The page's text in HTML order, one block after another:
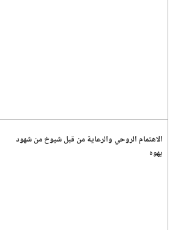
الاهتمام الروحي والرعاية من قبل شيوخ من شهود
يهوه